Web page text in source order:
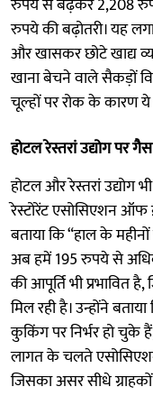
रुपये की बढ़ोतरी। यह
और खासकर छोटे खाद्य
खाना बेचने वाले सैकड़ों
चूल्हों पर रोक के कारण ये
होटल रेस्तरां उद्योग पर
होटल और रेस्तरां उद्योग
रेस्टोरेंट एसोसिएशन ऑफ
बताया कि “हाल के
अब हमें 195 रुपये से
की आपूर्ति भी प्रभावित
मिल रही है। उन्होंने
कुकिंग पर निर्भर हो चुके
लागत के चलते
जिसका असर सीधे